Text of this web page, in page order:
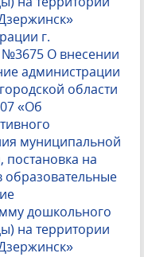
г.
№3675 О внесении
администрации
области
«Об
муниципальной
постановка на
образовательные
дошкольного
на территории